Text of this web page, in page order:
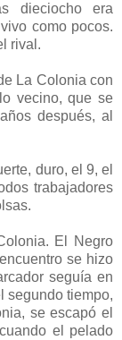
dieciocho era
como pocos.
rival.
La Colonia con
vecino, que se
después, al
duro, el 9, el
trabajadores
El Negro
se hizo
seguía en
segundo tiempo,
se escapó el
el pelado